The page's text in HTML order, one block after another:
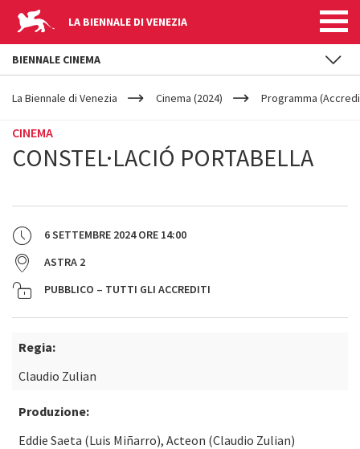
LA BIENNALE DI VENEZIA
YOUR
ARE
La Biennale di Venezia Cinema (2024) Programma
CINEMA
CONSTEL·LACIÓ PORTABELLA
6 SETTEMBRE 2024ORE 14:00
ASTRA 2
PUBBLICO – TUTTI GLI ACCREDITI
Regia:
Claudio Zulian
Produzione:
Eddie Saeta (Luis Miñarro), Acteon (Claudio Zulian)
BIENNALE CINEMA